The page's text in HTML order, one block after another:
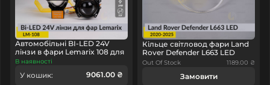
Автомобільні BI-LED 24V
лінзи в фари Lemarix 108 для
вантажних авто
В наявності
У кошик: 9061.00 ₴
Кільце світловод фари Land
Rover Defender L663 LED
(2020-2025) праве
Out Of Stock 1189.00 ₴
Замовити